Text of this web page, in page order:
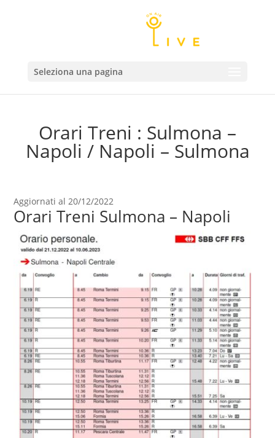
Seleziona una pagina
Orari Treni : Sulmona –
Napoli / Napoli – Sulmona
Aggiornati al 20/12/2022
Orari Treni Sulmona – Napoli